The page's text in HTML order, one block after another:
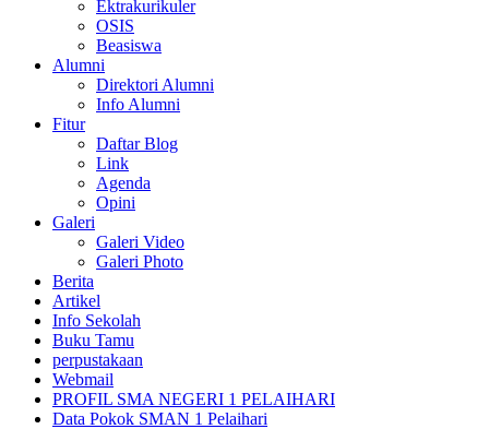
Ektrakurikuler
OSIS
Beasiswa
Alumni
Direktori Alumni
Info Alumni
Fitur
Daftar Blog
Link
Agenda
Opini
Galeri
Galeri Video
Galeri Photo
Berita
Artikel
Info Sekolah
Buku Tamu
perpustakaan
Webmail
PROFIL SMA NEGERI 1 PELAIHARI
Data Pokok SMAN 1 Pelaihari